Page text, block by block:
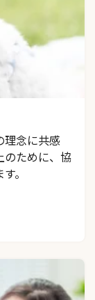
理念に共感
のために、協
。